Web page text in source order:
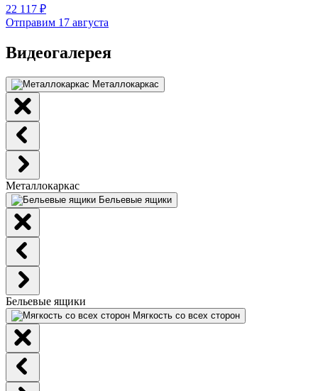
22 117 ₽
Отправим 17 августа
Видеогалерея
Металлокаркас
Металлокаркас
Бельевые ящики
Бельевые ящики
Мягкость со всех сторон